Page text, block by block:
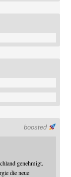
boosted
genehmigt.
die neue